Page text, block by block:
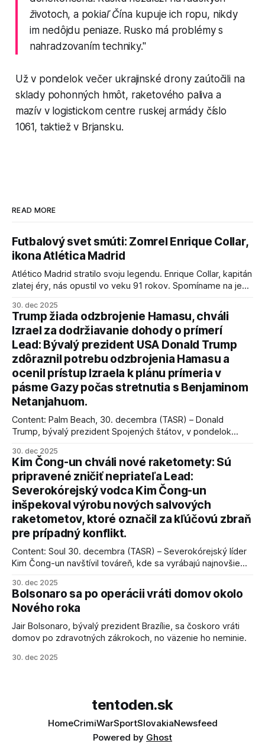
životoch, a pokiaľ Čína kupuje ich ropu, nikdy
im nedôjdu peniaze. Rusko má problémy s
nahradzovaním techniky."
Už v pondelok večer ukrajinské drony zaútočili na
sklady pohonných hmôt, raketového paliva a
mazív v logistickom centre ruskej armády číslo
1061, taktiež v Brjansku.
READ MORE
Futbalový svet smúti: Zomrel Enrique Collar,
ikona Atlética Madrid
Atlético Madrid stratilo svoju legendu. Enrique Collar, kapitán
zlatej éry, nás opustil vo veku 91 rokov. Spomíname na jeho
30. dec 2025
Trump žiada odzbrojenie Hamasu, chváli
Izrael za dodržiavanie dohody o prímerí
Lead: Bývalý prezident USA Donald Trump
zdôraznil potrebu odzbrojenia Hamasu a
ocenil prístup Izraela k plánu prímeria v
pásme Gazy počas stretnutia s Benjaminom
Netanjahuom.
Content: Palm Beach, 30. decembra (TASR) – Donald
Trump, bývalý prezident Spojených štátov, v pondelok
kľúčové pre úspešné dosiahnutie prímeria v Gaze. Agentúra
AFP informuje, že Trump vyjadril presvedčenie, že Izrael plní
podmienky dohody o prí
30. dec 2025
Kim Čong-un chváli nové raketomety: Sú
pripravené zničiť nepriateľa Lead:
Severokórejský vodca Kim Čong-un
inšpekoval výrobu nových salvových
raketometov, ktoré označil za kľúčovú zbraň
pre prípadný konflikt.
Content: Soul 30. decembra (TASR) – Severokórejský líder
Kim Čong-un navštívil továreň, kde sa vyrábajú najnovšie
schopnosti. Informovali o tom štátne médiá KĽDR, na ktoré
sa odvoláva agentúra AFP.
30. dec 2025
Bolsonaro sa po operácii vráti domov okolo
Nového roka
Jair Bolsonaro, bývalý prezident Brazílie, sa čoskoro vráti
domov po zdravotných zákrokoch, no väzenie ho neminie.
30. dec 2025
tentoden.sk
HomeCrimiWarSportSlovakiaNewsfeed
Powered by Ghost